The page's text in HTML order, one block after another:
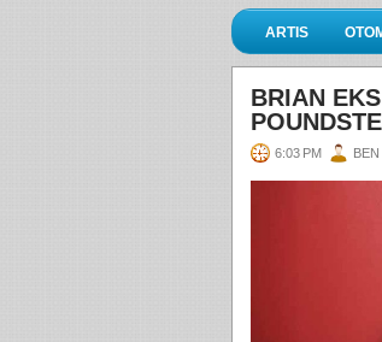
ARTIS
BRIAN
6:03 PM BEN